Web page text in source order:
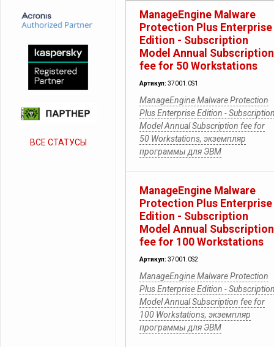
ManageEngine Malware
Protection Plus Enterprise
Edition - Subscription
Model Annual Subscription
fee for 50 Workstations
Артикул: 37001.0S1
ManageEngine Malware Protection
Plus Enterprise Edition -
Model Annual Subscription fee for
50 Workstations, экземпляр
программы для ЭВМ
ManageEngine Malware
Protection Plus Enterprise
Edition - Subscription
Model Annual Subscription
fee for 100 Workstations
Артикул: 37001.0S2
ManageEngine Malware Protection
Plus Enterprise Edition -
Model Annual Subscription fee for
100 Workstations, экземпляр
программы для ЭВМ
ВСЕ СТАТУСЫ